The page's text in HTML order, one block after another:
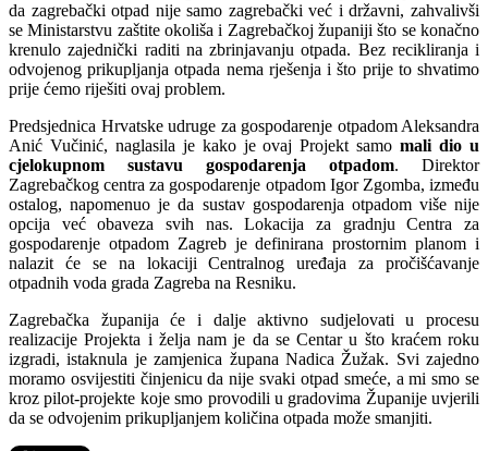
da zagrebački otpad nije samo zagrebački već i državni, zahvalivši
se Ministarstvu zaštite okoliša i Zagrebačkoj županiji što se konačno
krenulo zajednički raditi na zbrinjavanju otpada. Bez recikliranja i
odvojenog prikupljanja otpada nema rješenja i što prije to shvatimo
prije ćemo riješiti ovaj problem.
Predsjednica Hrvatske udruge za gospodarenje otpadom Aleksandra
Anić Vučinić, naglasila je kako je ovaj Projekt samomali dio u
cjelokupnom sustavu gospodarenja otpadom. Direktor
Zagrebačkog centra za gospodarenje otpadom Igor Zgomba, između
ostalog, napomenuo je da sustav gospodarenja otpadom više nije
opcija već obaveza svih nas. Lokacija za gradnju Centra za
gospodarenje otpadom Zagreb je definirana prostornim planom i
nalazit će se na lokaciji Centralnog uređaja za pročišćavanje
otpadnih voda grada Zagreba na Resniku.
Zagrebačka županija će i dalje aktivno sudjelovati u procesu
realizacije Projekta i želja nam je da se Centar u što kraćem roku
izgradi, istaknula je zamjenica župana Nadica Žužak. Svi zajedno
moramo osvijestiti činjenicu da nije svaki otpad smeće, a mi smo se
kroz pilot-projekte koje smo provodili u gradovima Županije uvjerili
da se odvojenim prikupljanjem količina otpada može smanjiti.